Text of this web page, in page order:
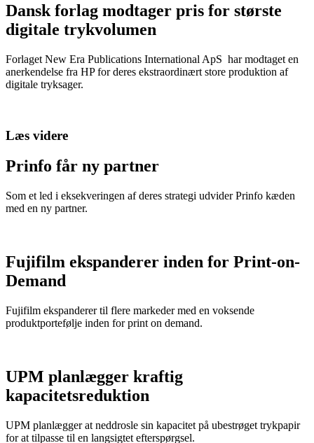
Dansk forlag modtager pris for største
digitale trykvolumen
Forlaget New Era Publications International ApS har modtaget en
anerkendelse fra HP for deres ekstraordinært store produktion af
digitale tryksager.
Læs videre
Prinfo får ny partner
Som et led i eksekveringen af deres strategi udvider Prinfo kæden
med en ny partner.
Fujifilm ekspanderer inden for Print-on-
Demand
Fujifilm ekspanderer til flere markeder med en voksende
produktportefølje inden for print on demand.
UPM planlægger kraftig
kapacitetsreduktion
UPM planlægger at neddrosle sin kapacitet på ubestrøget trykpapir
for at tilpasse til en langsigtet efterspørgsel.